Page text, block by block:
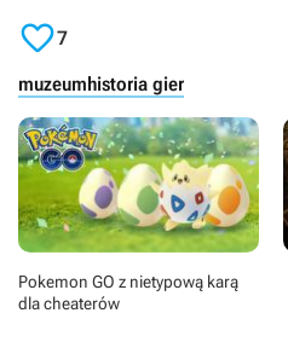
7
muzeumhistoria gier
Pokemon GO z nietypową karą
dla cheaterów